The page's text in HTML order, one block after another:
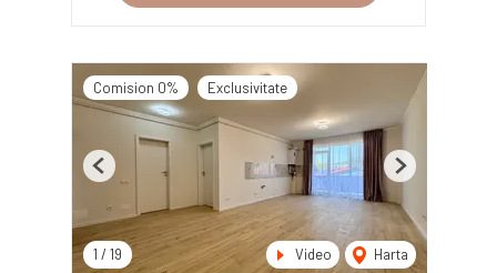
Comision 0% Exclusivitate
1 / 19 Video Harta
Previous Next